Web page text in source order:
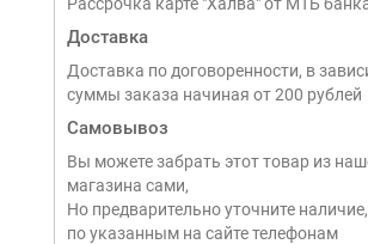
Доставка
Доставка по договоренности, в
суммы заказа начиная от 200 рублей
Самовывоз
Вы можете забрать этот товар из
магазина сами,
Но предварительно уточните
по указанным на сайте телефонам